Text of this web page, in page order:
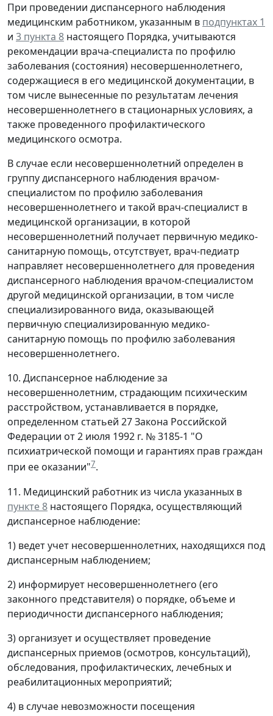
При проведении диспансерного наблюдения
медицинским работником, указанным в подпунктах 1
и 3 пункта 8 настоящего Порядка, учитываются
рекомендации врача-специалиста по профилю
заболевания (состояния) несовершеннолетнего,
содержащиеся в его медицинской документации, в
том числе вынесенные по результатам лечения
несовершеннолетнего в стационарных условиях, а
также проведенного профилактического
медицинского осмотра.
В случае если несовершеннолетний определен в
группу диспансерного наблюдения врачом-
специалистом по профилю заболевания
несовершеннолетнего и такой врач-специалист в
медицинской организации, в которой
несовершеннолетний получает первичную медико-
санитарную помощь, отсутствует, врач-педиатр
направляет несовершеннолетнего для проведения
диспансерного наблюдения врачом-специалистом
другой медицинской организации, в том числе
специализированного вида, оказывающей
первичную специализированную медико-
санитарную помощь по профилю заболевания
несовершеннолетнего.
10. Диспансерное наблюдение за
несовершеннолетним, страдающим психическим
расстройством, устанавливается в порядке,
определенном статьей 27 Закона Российской
Федерации от 2 июля 1992 г. № 3185-1 "О
психиатрической помощи и гарантиях прав граждан
при ее оказании"7.
11. Медицинский работник из числа указанных в
пункте 8 настоящего Порядка, осуществляющий
диспансерное наблюдение:
1) ведет учет несовершеннолетних, находящихся под
диспансерным наблюдением;
2) информирует несовершеннолетнего (его
законного представителя) о порядке, объеме и
периодичности диспансерного наблюдения;
3) организует и осуществляет проведение
диспансерных приемов (осмотров, консультаций),
обследования, профилактических, лечебных и
реабилитационных мероприятий;
4) в случае невозможности посещения